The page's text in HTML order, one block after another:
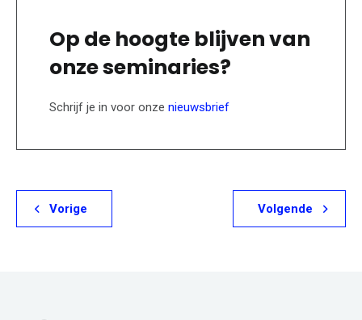
Op de hoogte blijven van
onze seminaries?
Schrijf je in voor onze nieuwsbrief
Vorige Volgende